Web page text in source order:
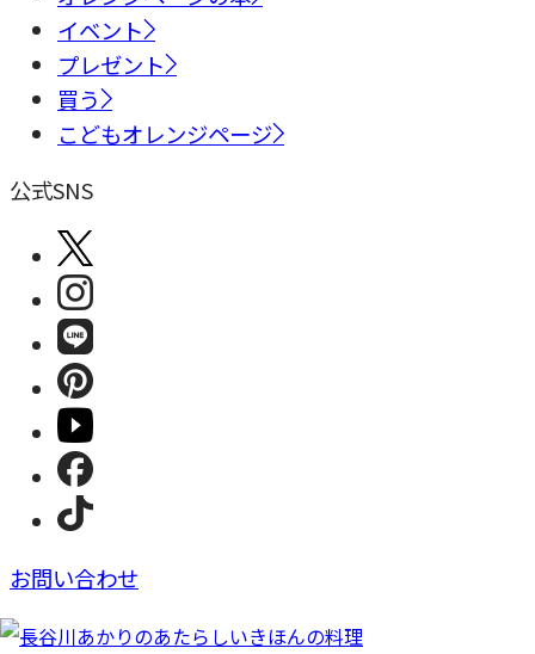
イベント
プレゼント
買う
こどもオレンジページ
公式SNS
お問い合わせ